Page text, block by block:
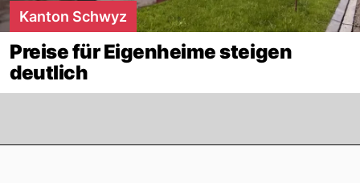
Kanton Schwyz
Preise für Eigenheime steigen
deutlich